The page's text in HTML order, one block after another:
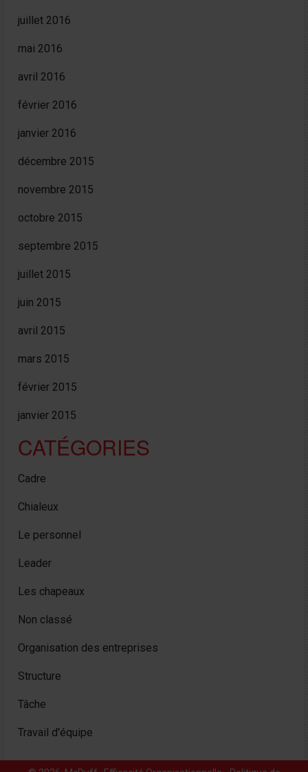
juillet 2016
mai 2016
avril 2016
février 2016
janvier 2016
décembre 2015
novembre 2015
octobre 2015
septembre 2015
juillet 2015
juin 2015
avril 2015
mars 2015
février 2015
janvier 2015
CATÉGORIES
Cadre
Chialeux
Le personnel
Leader
Les chapeaux
Non classé
Organisation des entreprises
Structure
Tâche
Travail d'équipe